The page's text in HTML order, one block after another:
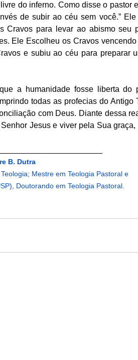
do inferno. Como disse o pastor
de subir ao céu sem você.”
Cravos para levar ao abismo seu
Ele Escolheu os Cravos
e subiu ao céu para preparar
a humanidade fosse liberta do
todas as profecias do Antigo
com Deus. Diante dessa
Jesus e viver pela Sua graça,
B. Dutra
Mestre em Teologia Pastoral e
Doutorando em Teologia Pastoral.